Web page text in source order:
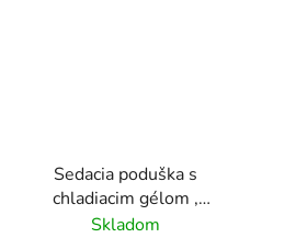
Sedacia poduška s
chladiacim gélom ,
KENSINGTON
Skladom